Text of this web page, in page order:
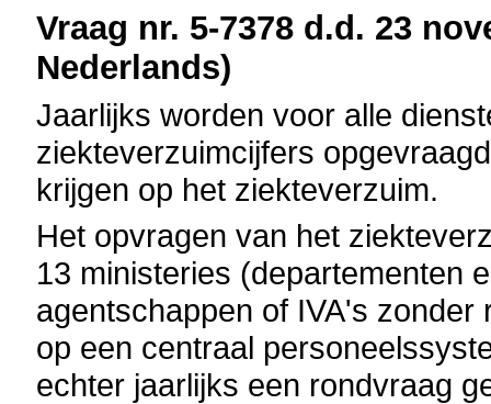
Vraag nr. 5-7378 d.d. 23
Nederlands)
Jaarlijks worden voor alle
ziekteverzuimcijfers
krijgen op het ziekteverzuim.
Het opvragen van het
13 ministeries (departementen
agentschappen of IVA's
op een centraal
echter jaarlijks een rondvraag